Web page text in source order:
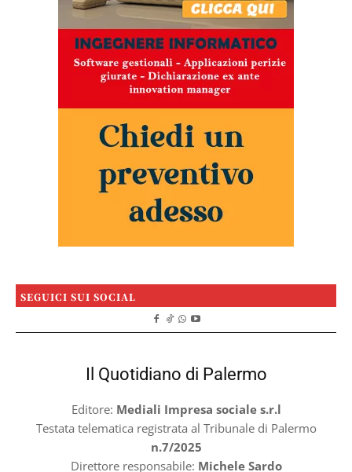
SEGUICI SUI SOCIAL
Il Quotidiano di Palermo
Editore: Mediali Impresa sociale s.r.l
Testata telematica registrata al Tribunale di Palermo
n.7/2025
Direttore responsabile: Michele Sardo